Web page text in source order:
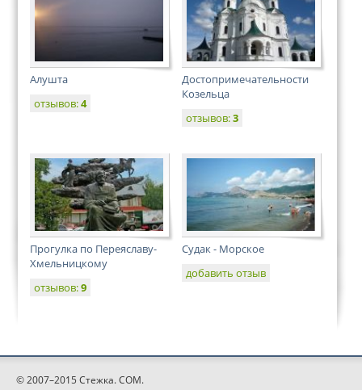
Алушта
отзывов:4
Достопримечательности
Козельца
отзывов:3
Прогулка по Переяславу-
Хмельницкому
отзывов:9
Судак - Морское
добавить отзыв
© 2007–2015 Стежка. COM.